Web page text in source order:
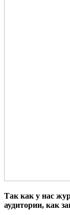
Так как у нас
аудитории, как